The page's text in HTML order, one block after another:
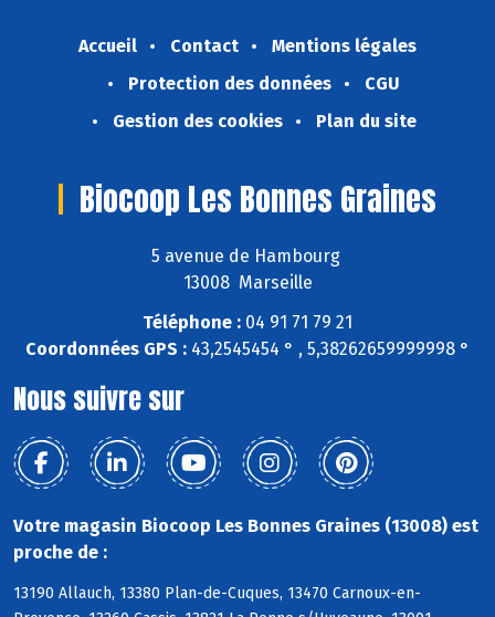
Accueil Contact
Mentions légales
Protection des données
CGU
Gestion des cookies
Plan du site
Biocoop Les Bonnes Graines
5 avenue de Hambourg
13008 Marseille
Téléphone : 04 91 71 79 21
Coordonnées GPS : 43,2545454 ° , 5,38262659999998 °
Nous suivre sur
Votre magasin Biocoop Les Bonnes Graines (13008) est
proche de :
13190 Allauch, 13380 Plan-de-Cuques, 13470 Carnoux-en-